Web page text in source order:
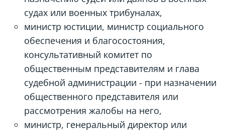
судах или военных трибуналах,
министр юстиции, министр социального
обеспечения и благосостояния,
консультативный комитет по
общественным представителям и глава
судебной администрации - при назначении
общественного представителя или
рассмотрения жалобы на него,
министр, генеральный директор или